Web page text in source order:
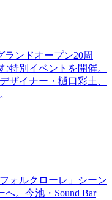
ンドオープン20周
特別イベントを開催。
ザイナー・樋口彩土、
ォルクローレ」シーン
。今池・Sound Bar